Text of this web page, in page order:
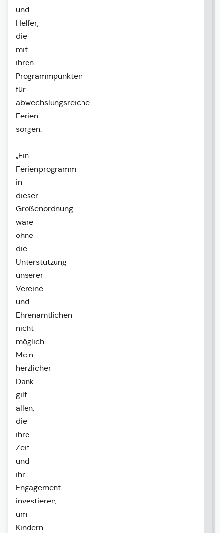
und
Helfer,
die
mit
ihren
Programmpunkten
für
abwechslungsreiche
Ferien
sorgen.
„Ein
Ferienprogramm
in
dieser
Größenordnung
wäre
ohne
die
Unterstützung
unserer
Vereine
und
Ehrenamtlichen
nicht
möglich.
Mein
herzlicher
Dank
gilt
allen,
die
ihre
Zeit
und
ihr
Engagement
investieren,
um
Kindern